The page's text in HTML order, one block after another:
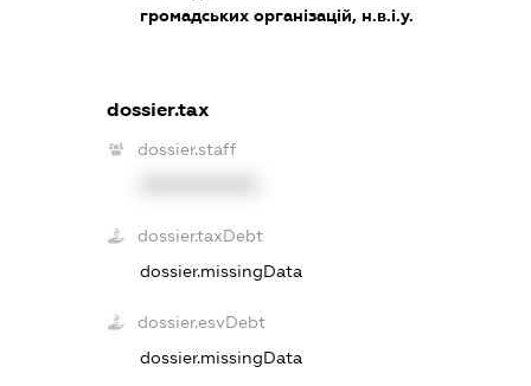
громадських організацій, н.в.і.у.
dossier.tax
dossier.staff
dossier.taxDebt
dossier.missingData
dossier.esvDebt
dossier.missingData